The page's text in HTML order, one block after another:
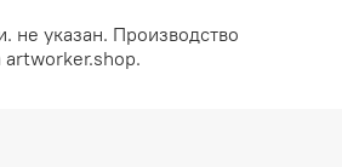
не указан. Производство
artworker.shop.